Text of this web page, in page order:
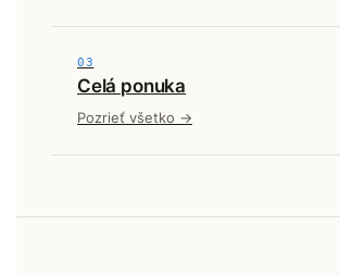
03
Celá ponuka
Pozrieť všetko →